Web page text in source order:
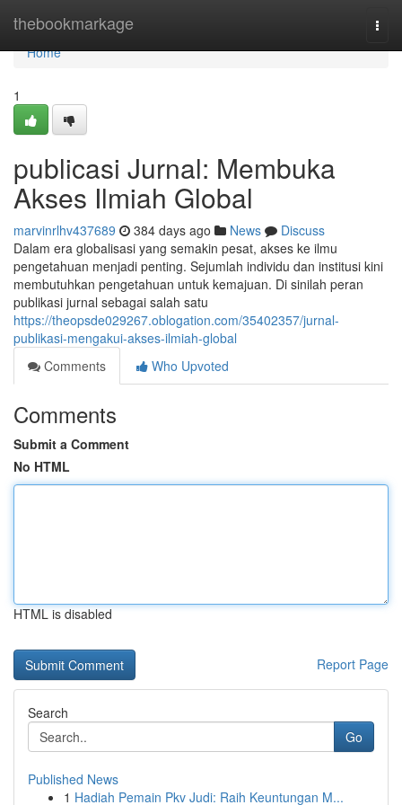
thebookmarkage
Home
Home
1
publicasi Jurnal: Membuka
Akses Ilmiah Global
marvinrlhv437689 384 days ago News
Discuss
Dalam era globalisasi yang semakin pesat, akses ke ilmu
pengetahuan menjadi penting. Sejumlah individu dan institusi kini
membutuhkan pengetahuan untuk kemajuan. Di sinilah peran
publikasi jurnal sebagai salah satu
https://theopsde029267.oblogation.com/35402357/jurnal-
publikasi-mengakui-akses-ilmiah-global
Comments
Who Upvoted
Comments
Submit a Comment
No HTML
HTML is disabled
Report Page
Search
Go
Published News
1 Hadiah Pemain Pkv Judi: Raih Keuntungan M...